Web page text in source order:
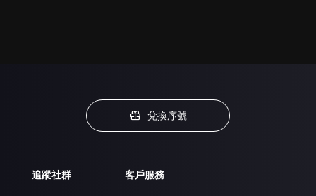
兌換序號
追蹤社群 客戶服務